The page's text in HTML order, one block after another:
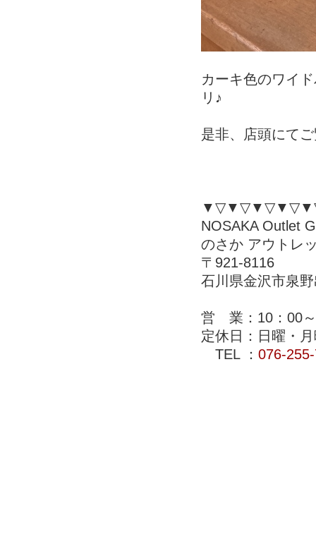
カーキ色のワイ
リ♪
是非、店頭にて
NOSAKA Outlet
のさか アウトレ
〒921-8116
石川県金沢市泉
営 業：10：00
定休日：日曜・
TEL ： 076-